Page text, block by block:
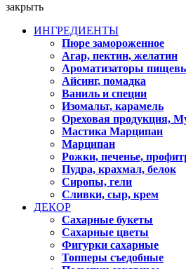
закрыть
ИНГРЕДИЕНТЫ
Пюре замороженное
Агар, пектин, желатин
Ароматизаторы
Айсинг, помадка
Ваниль и специи
Изомальт, карамель
Ореховая продукция,
Мастика Марципан
Марципан
Рожки, печенье,
Пудра, крахмал, белок
Сиропы, гели
Сливки, сыр, крем
ДЕКОР
Сахарные букеты
Сахарные цветы
Фигурки сахарные
Топперы съедобные